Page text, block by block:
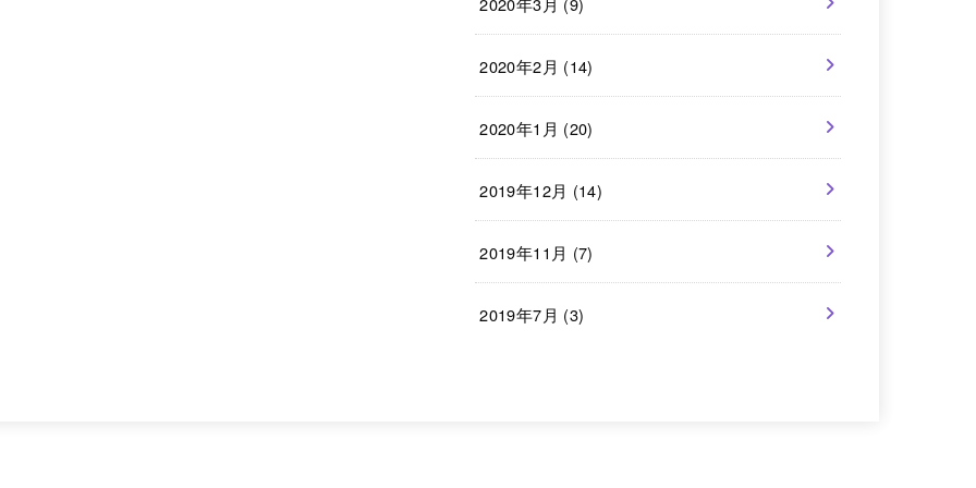
2020年2月 (14)
2020年1月 (20)
2019年12月 (14)
2019年11月 (7)
2019年7月 (3)